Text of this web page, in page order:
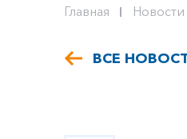
Главная Новости
ВСЕ